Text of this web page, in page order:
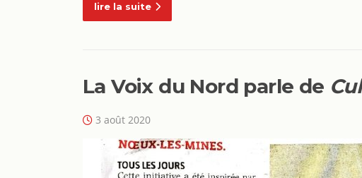
lire la suite
La Voix du Nord parle de
3 août 2020